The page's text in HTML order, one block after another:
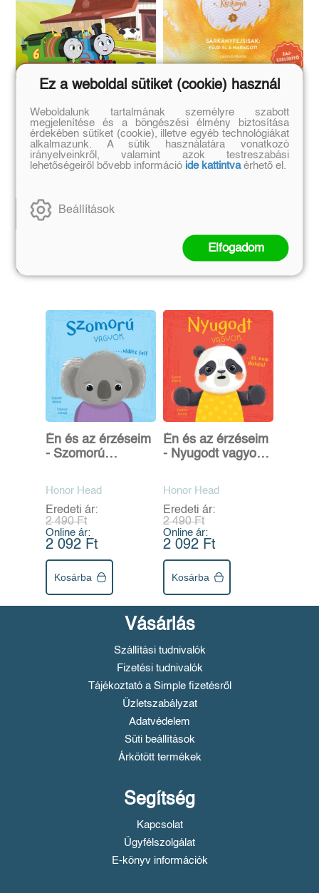
kalandok 2. -
Sárkánylovagok -
Tehénszökevények
Eredeti ár:
Kötött ár:
Előrendelem
kézikönyve 3. -
Sárkányfejsisak: Fújd el
a haragot!
Barcs Kriszta
Eredeti ár:
Bevezető ár:
Szerző további művei
Én és az érzéseim
- Szomorú
Honor Head
Eredeti ár:
2 490 Ft
Online ár:
2 092 Ft
Kosárba
Én és az érzéseim
- Nyugodt vagyok...
Honor Head
Eredeti ár:
2 490 Ft
Online ár:
2 092 Ft
Kosárba
Vásárlás
Szállítási tudnivalók
Fizetési tudnivalók
Tájékoztató a Simple fizetésről
Üzletszabályzat
Adatvédelem
Süti beállítások
Árkötött termékek
Segítség
Kapcsolat
Ügyfélszolgálat
E-könyv információk
Ez a weboldal sütiket (cookie) használ
Weboldalunk tartalmának személyre szabott
megjelenítése és a böngészési élmény biztosítása
érdekében sütiket (cookie), illetve egyéb technológiákat
alkalmazunk. A sütik használatára vonatkozó
irányelveinkről, valamint azok testreszabási
lehetőségeiről bővebb információ ide kattintvaérhető el.
Beállítások
Elfogadom